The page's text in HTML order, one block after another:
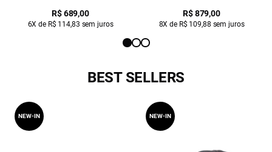
R$ 689,00
6X de R$ 114,83 sem juros
R$ 879,00
8X de R$ 109,88 sem juros
BEST SELLERS
NEW-IN NEW-IN